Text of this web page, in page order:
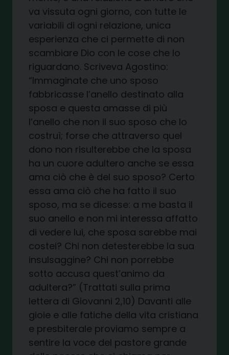
va vissuta ogni giorno, con tutte le
variabili di ogni relazione, unica
esperienza che ci permette di non
scambiare Dio con le cose che lo
riguardano. Scriveva Agostino:
“Immaginate che uno sposo
fabbricasse l’anello destinato alla
sposa e questa amasse di più
l’anello che non il suo sposo che lo
costruì; forse che attraverso quel
dono non risulterebbe che la sposa
ha un cuore adultero anche se essa
ama ciò che è del suo sposo? Certo
essa ama ciò che ha fatto il suo
sposo, ma se dicesse: a me basta il
suo anello e non mi interessa affatto
di vedere lui, che sposa sarebbe mai
costei? Chi non detesterebbe la sua
insulsaggine? Chi non porrebbe
sotto accusa quest’animo da
adultera?” (Trattati sulla prima
lettera di Giovanni 2,10) Davanti alle
gioie e alle fatiche della vita cristiana
e presbiterale proviamo sempre a
sentire la voce del pastore grande